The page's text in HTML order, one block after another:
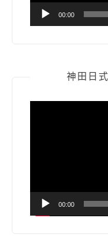
00:00
神田日
00:00